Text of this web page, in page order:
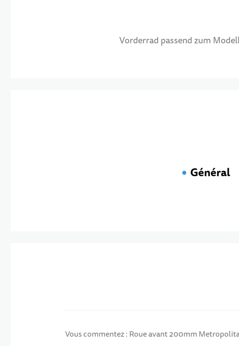
Vorderrad passend zum
Général
Vous commentez : Roue avant 200mm